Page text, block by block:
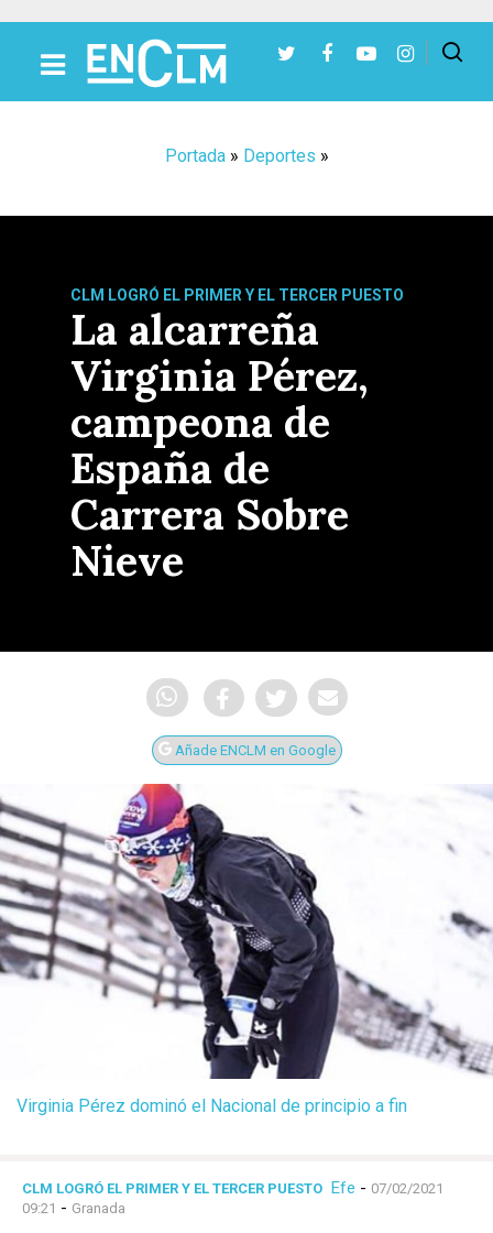
Portada» Deportes »
CLM LOGRÓ EL PRIMER Y EL TERCER PUESTO
La alcarreña
Virginia Pérez,
campeona de
España de
Carrera Sobre
Nieve
Añade ENCLM en Google
Virginia Pérez dominó el Nacional de principio a fin
CLM LOGRÓ EL PRIMER Y EL TERCER PUESTO Efe - 07/02/2021
09:21 - Granada